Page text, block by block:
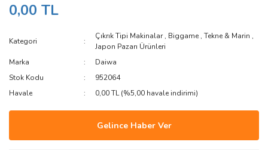
0,00 TL
Kategori
Çıkrık Tipi Makinalar, Biggame ,Tekne & Marin ,
Japon Pazarı Ürünleri
Marka
Daiwa
Stok Kodu
952064
Havale
0,00 TL (%5,00 havale indirimi)
Gelince Haber Ver